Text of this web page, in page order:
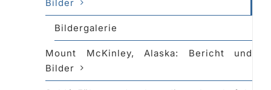
Bilder
Bildergalerie
Mount McKinley, Alaska: Bericht und
Bilder